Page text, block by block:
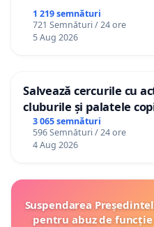
1 219 semnături
721 Semnături / 24 ore
5 Aug 2026
Salvează cercurile cu
cluburile și palatele
3 065 semnături
596 Semnături / 24 ore
4 Aug 2026
Suspendarea
pentru abuz de